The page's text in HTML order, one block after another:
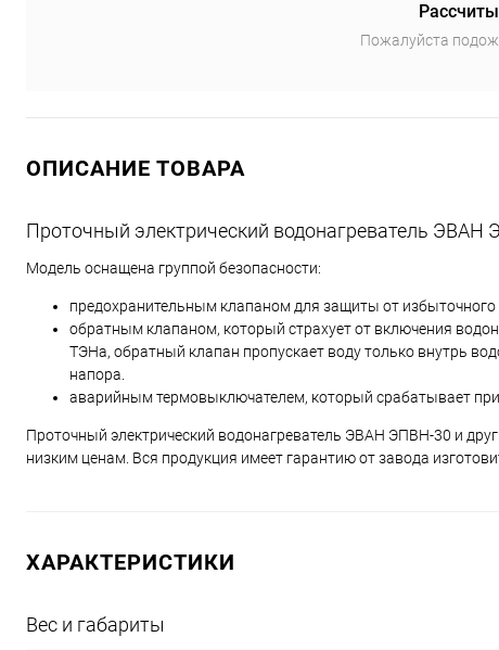
Пожалуйста
ОПИСАНИЕ ТОВАРА
Проточный электрический водонагреватель ЭВАН
Модель оснащена группой безопасности:
предохранительным клапаном для защиты от
обратным клапаном, который страхует от включения
ТЭНа, обратный клапан пропускает воду только внутрь
напора.
аварийным термовыключателем, который срабатывает при
Проточный электрический водонагреватель ЭВАН ЭПВН-30 и
низким ценам. Вся продукция имеет гарантию от завода
ХАРАКТЕРИСТИКИ
Вес и габариты